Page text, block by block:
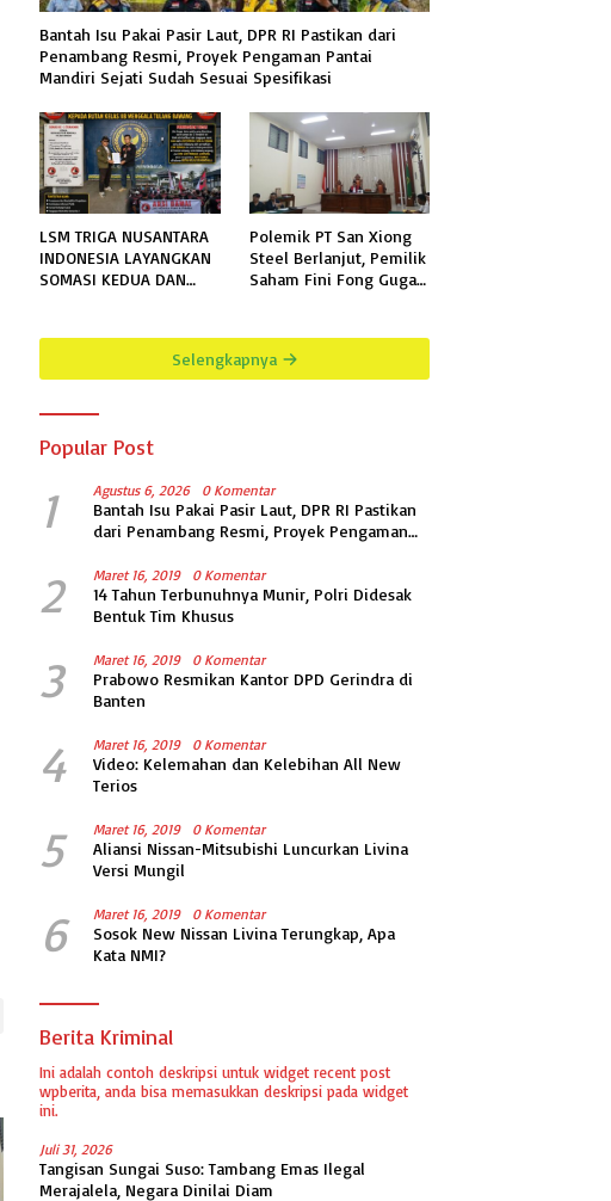
Bantah Isu Pakai Pasir Laut, DPR RI Pastikan dari
Penambang Resmi, Proyek Pengaman Pantai
Mandiri Sejati Sudah Sesuai Spesifikasi
LSM TRIGA NUSANTARA
INDONESIA LAYANGKAN
SOMASI KEDUA DAN
MENGGALA TERKAIT
Polemik PT San Xiong
Steel Berlanjut, Pemilik
Saham Fini Fong Gugat
Selengkapnya
Popular Post
1 Agustus 6, 2026 0 Komentar
Bantah Isu Pakai Pasir Laut, DPR RI Pastikan
dari Penambang Resmi, Proyek Pengaman
Spesifikasi
2 Maret 16, 2019 0 Komentar
14 Tahun Terbunuhnya Munir, Polri Didesak
Bentuk Tim Khusus
3 Maret 16, 2019 0 Komentar
Prabowo Resmikan Kantor DPD Gerindra di
Banten
4 Maret 16, 2019 0 Komentar
Video: Kelemahan dan Kelebihan All New
Terios
5 Maret 16, 2019 0 Komentar
Aliansi Nissan-Mitsubishi Luncurkan Livina
Versi Mungil
6 Maret 16, 2019 0 Komentar
Sosok New Nissan Livina Terungkap, Apa
Kata NMI?
Berita Kriminal
Ini adalah contoh deskripsi untuk widget recent post
wpberita, anda bisa memasukkan deskripsi pada widget
ini.
Juli 31, 2026
Tangisan Sungai Suso: Tambang Emas Ilegal
Merajalela, Negara Dinilai Diam